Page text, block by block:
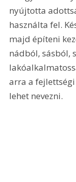
nyújtotta
használta fel.
majd építeni
nádból, sásból,
arra a
lehet nevezni.